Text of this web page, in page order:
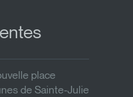
place
de Sainte-Julie